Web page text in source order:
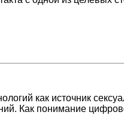
как источник
Как понимание